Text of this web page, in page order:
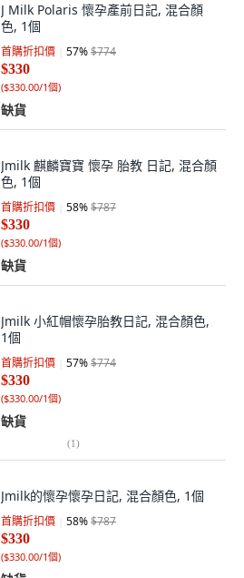
J Milk Polaris 懷孕產前日記, 混合顏
色, 1個
首購折扣價 57%$774
$330
($330.00/1個)
缺貨
Jmilk 麒麟寶寶 懷孕 胎教 日記, 混合顏
色, 1個
首購折扣價 58%$787
$330
($330.00/1個)
缺貨
Jmilk 小紅帽懷孕胎教日記, 混合顏色,
1個
首購折扣價 57%$774
$330
($330.00/1個)
缺貨
(1)
Jmilk的懷孕懷孕日記, 混合顏色, 1個
首購折扣價 58%$787
$330
($330.00/1個)